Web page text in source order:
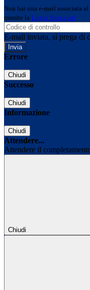
Non hai una e-mail associata
tramite la Login Spaggiari
E-mail inviata, si prega di
Errore
Chiudi
Successo
Chiudi
Informazione
Chiudi
Attendere...
Attendere il
Chiudi